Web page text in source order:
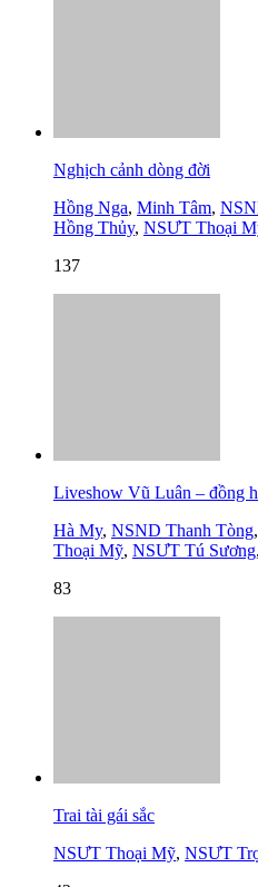
Nghịch cảnh dòng đời
Hồng Nga, Minh Tâm,
Hồng Thủy, NSƯT Thoại
137
Liveshow Vũ Luân – đồng
Hà My, NSND Thanh Tòng,
Thoại Mỹ, NSƯT Tú Sương,
83
Trai tài gái sắc
NSƯT Thoại Mỹ, NSƯT